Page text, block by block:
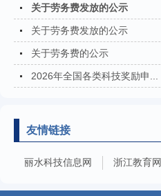
关于劳务费发放的公示
关于劳务费发放的公示
关于劳务费的公示
2026年全国各类科技奖励申...
友情链接
丽水科技信息网 浙江教育网